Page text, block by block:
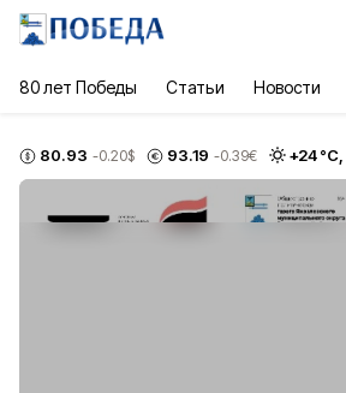
80 лет Победы Статьи Новости
80.93 -0.20$ 93.19 -0.39€ +24°С,